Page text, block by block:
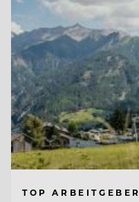
TOP ARBEITGEBER